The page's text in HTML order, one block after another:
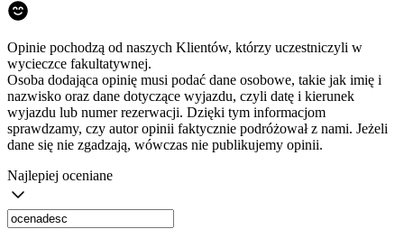
Opinie pochodzą od naszych Klientów, którzy uczestniczyli w
wycieczce fakultatywnej.
Osoba dodająca opinię musi podać dane osobowe, takie jak imię i
nazwisko oraz dane dotyczące wyjazdu, czyli datę i kierunek
wyjazdu lub numer rezerwacji. Dzięki tym informacjom
sprawdzamy, czy autor opinii faktycznie podróżował z nami. Jeżeli
dane się nie zgadzają, wówczas nie publikujemy opinii.
Najlepiej oceniane